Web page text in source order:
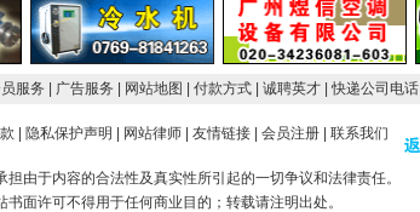
员服务 | 广告服务 | 网站地图 | 付款方式 | 诚聘英才 | 快递公司电话
| 隐私保护声明 | 网站律师| 友情链接| 会员注册| 联系我们
由于内容的合法性及真实性所引起的一切争议和法律责任。
面许可不得用于任何商业目的；转载请注明出处。